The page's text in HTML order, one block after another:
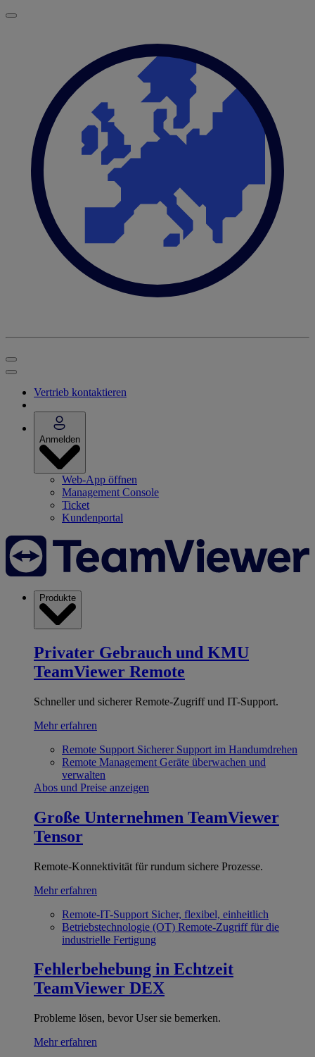
Vertrieb kontaktieren
Anmelden
Web-App öffnen
Management Console
Ticket
Kundenportal
Produkte
Privater Gebrauch und KMU
TeamViewer Remote
Schneller und sicherer Remote-Zugriff und IT-Support.
Mehr erfahren
Remote Support Sicherer Support im Handumdrehen
Remote Management Geräte überwachen und
verwalten
Abos und Preise anzeigen
Große Unternehmen TeamViewer
Tensor
Remote-Konnektivität für rundum sichere Prozesse.
Mehr erfahren
Remote-IT-Support Sicher, flexibel, einheitlich
Betriebstechnologie (OT) Remote-Zugriff für die
industrielle Fertigung
Fehlerbehebung in Echtzeit
TeamViewer DEX
Probleme lösen, bevor User sie bemerken.
Mehr erfahren